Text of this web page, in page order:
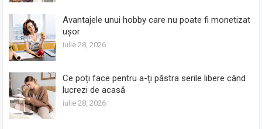
Avantajele unui hobby care nu poate fi monetizat
ușor
iulie 28, 2026
Ce poți face pentru a-ți păstra serile libere când
lucrezi de acasă
iulie 28, 2026